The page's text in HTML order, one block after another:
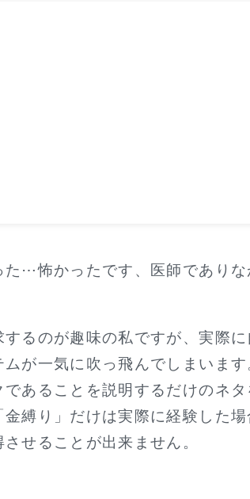
⋯怖かったです、医師でありな
るのが趣味の私ですが、実際
が一気に吹っ飛んでしまいま
あることを説明するだけのネタ
金縛り」だけは実際に経験した
せることが出来ません。